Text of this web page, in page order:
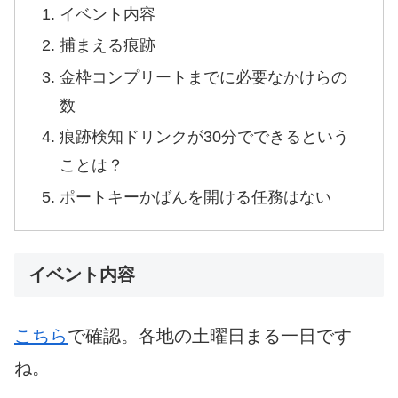
イベント内容
捕まえる痕跡
金枠コンプリートまでに必要なかけらの
数
痕跡検知ドリンクが30分でできるという
ことは？
ポートキーかばんを開ける任務はない
イベント内容
こちらで確認。各地の土曜日まる一日です
ね。